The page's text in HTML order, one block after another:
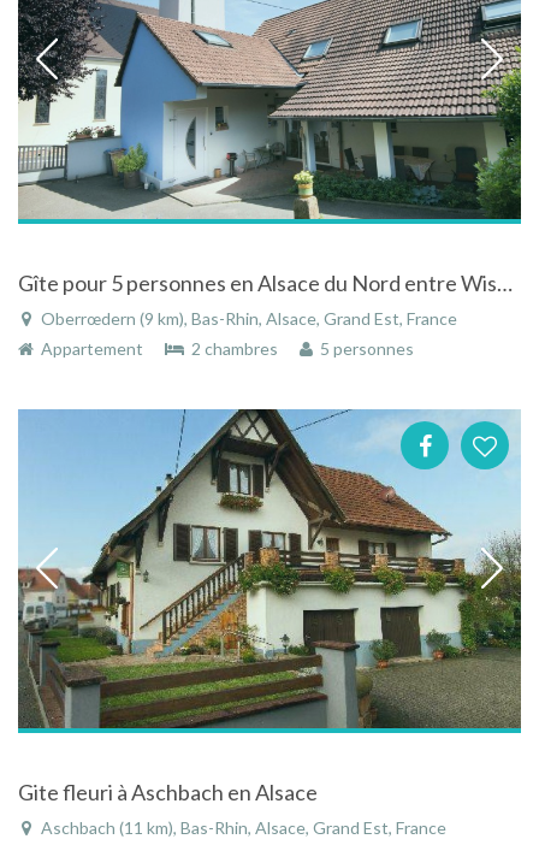
Gîte pour 5 personnes en Alsace du Nord entre Wissembourg et Haguenau
Oberrœdern (9 km), Bas-Rhin, Alsace, Grand Est, France
Appartement
2 chambres 5 personnes
Gite fleuri à Aschbach en Alsace
Aschbach (11 km), Bas-Rhin, Alsace, Grand Est, France